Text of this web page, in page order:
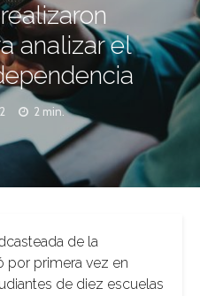
analizar el
2 min.
de la
por primera vez en
de diez escuelas